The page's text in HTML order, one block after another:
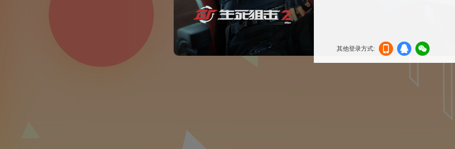
其他登录方式:
机登
登录
信登